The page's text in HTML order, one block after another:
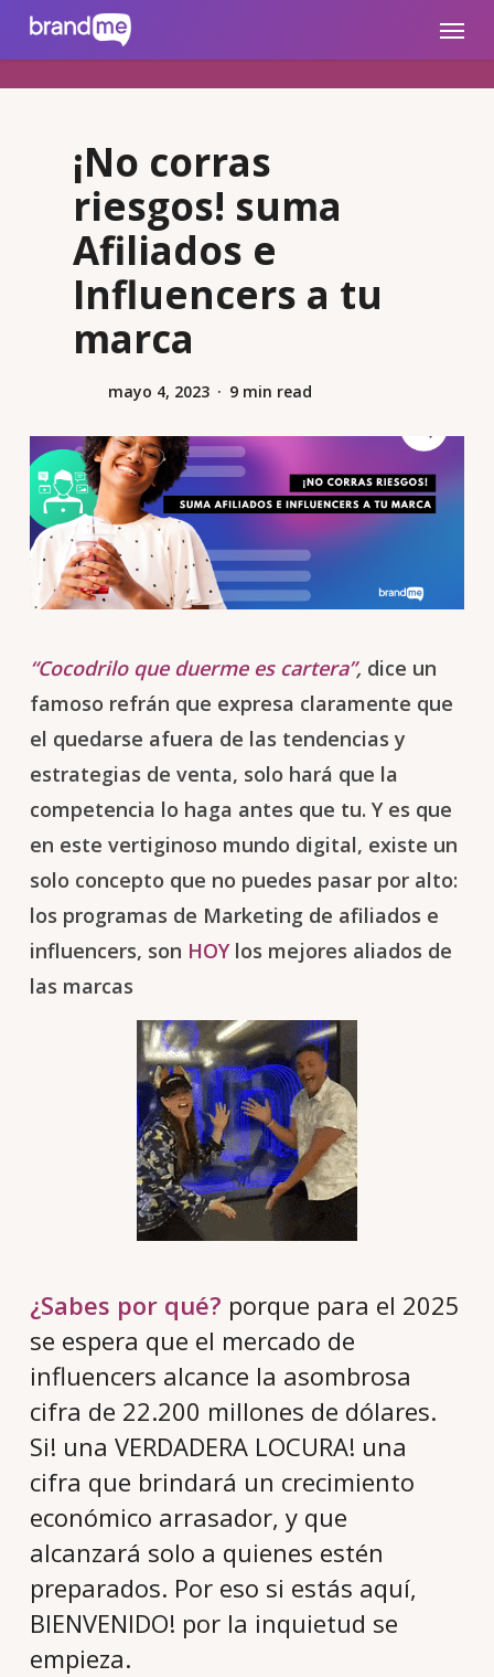
brandme.la Menu
¡No corras
riesgos! suma
Afiliados e
Influencers a tu
marca
mayo 4, 2023 9 min read
“Cocodrilo que duerme es cartera”, dice un
famoso refrán que expresa claramente que
el quedarse afuera de las tendencias y
estrategias de venta, solo hará que la
competencia lo haga antes que tu. Y es que
en este vertiginoso mundo digital, existe un
solo concepto que no puedes pasar por alto:
los programas de Marketing de afiliados e
influencers, son HOYlos mejores aliados de
las marcas
¿Sabes por qué? porque para el 2025
se espera que el mercado de
influencers alcance la asombrosa
cifra de 22.200 millones de dólares.
Si! una VERDADERA LOCURA! una
cifra que brindará un crecimiento
económico arrasador, y que
alcanzará solo a quienes estén
preparados. Por eso si estás aquí,
BIENVENIDO! por la inquietud se
empieza.